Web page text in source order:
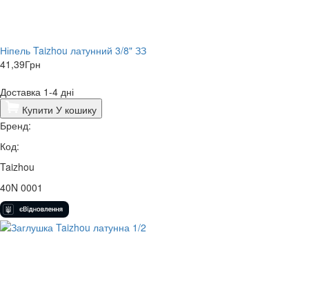
Ніпель Taizhou латунний 3/8" ЗЗ
41,39Грн
Доставка 1-4 дні
Купити У кошику
Бренд:
Код:
Taizhou
40N 0001